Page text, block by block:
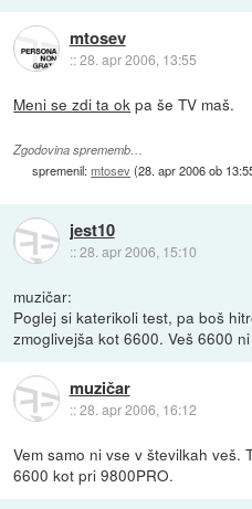
mtosev
::28. apr 2006, 13:55
Meni se zdi ta ok pa še TV maš.
Zgodovina sprememb…
spremenil:mtosev(28. apr 2006 ob
jest10
::28. apr 2006, 15:10
muzičar:
Poglej si katerikoli test, pa boš
zmoglivejša kot 6600. Veš 6600
muzičar
::28. apr 2006, 16:12
Vem samo ni vse v številkah veš.
6600 kot pri 9800PRO.